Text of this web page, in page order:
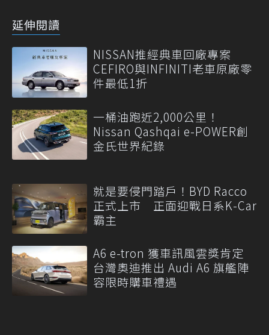
延伸閱讀
NISSAN推經典車回廠專案
CEFIRO與INFINITI老車原廠零
件最低1折
一桶油跑近2,000公里！
Nissan Qashqai e-POWER創
金氏世界紀錄
就是要侵門踏戶！BYD Racco
正式上市 正面迎戰日系K-Car
霸主
A6 e-tron 獲車訊風雲獎肯定
台灣奧迪推出 Audi A6 旗艦陣
容限時購車禮遇